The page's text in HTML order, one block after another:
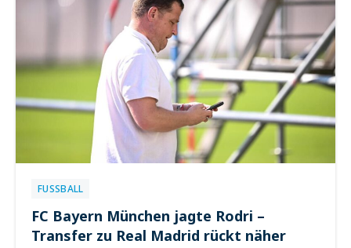
FUSSBALL
FC Bayern München jagte Rodri –
Transfer zu Real Madrid rückt näher